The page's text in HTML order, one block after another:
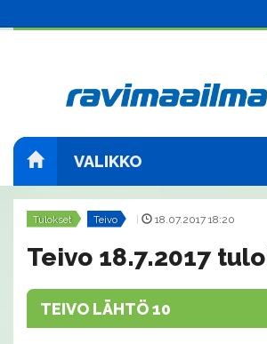
VALIKKO
Tulokset Teivo 18.07.2017 18:20
Teivo 18.7.2017
TEIVO LÄHTÖ 10